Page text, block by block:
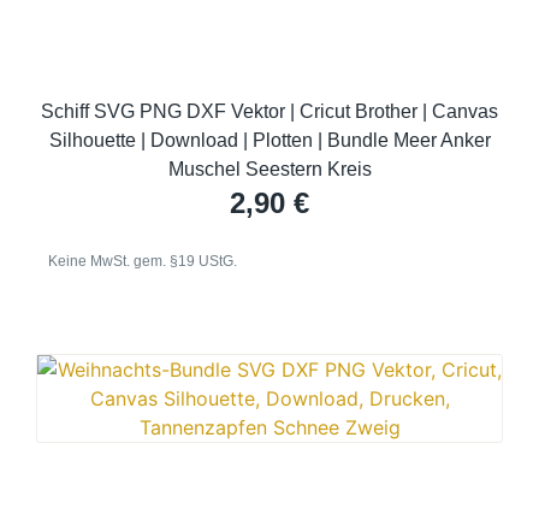
Schiff SVG PNG DXF Vektor | Cricut Brother | Canvas
Silhouette | Download | Plotten | Bundle Meer Anker
Muschel Seestern Kreis
2,90 €
Keine MwSt. gem. §19 UStG.